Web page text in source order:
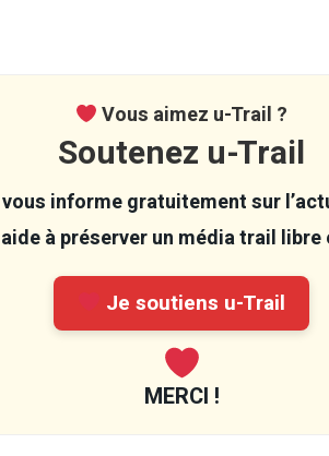
Vous aimez u-Trail ?
Soutenez u-Trail
informe gratuitement sur
à préserver un média trail libre
Je soutiens u-Trail
MERCI !